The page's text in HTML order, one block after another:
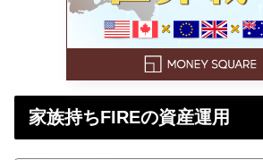
家族持ちFIREの資産運用